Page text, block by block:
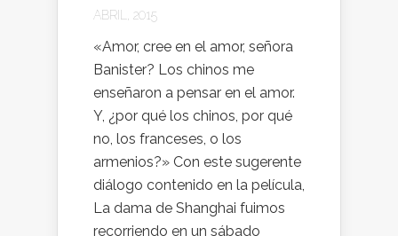
ABRIL, 2015
«Amor, cree en el amor, señora
Banister? Los chinos me
enseñaron a pensar en el amor.
Y, ¿por qué los chinos, por qué
no, los franceses, o los
armenios?» Con este sugerente
diálogo contenido en la película,
La dama de Shanghai fuimos
recorriendo en un sábado